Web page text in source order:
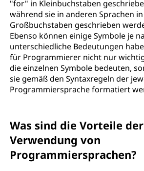
"for" in Kleinbuchstaben
während sie in anderen Sprachen in
Großbuchstaben geschrieben
Ebenso können einige Symbole je
unterschiedliche Bedeutungen
für Programmierer nicht nur
die einzelnen Symbole bedeuten,
sie gemäß den Syntaxregeln der
Programmiersprache formatiert
Was sind die Vorteile der
Verwendung von
Programmiersprachen?